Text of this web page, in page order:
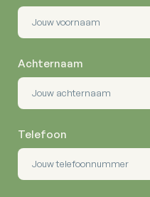
Achternaam
Telefoon